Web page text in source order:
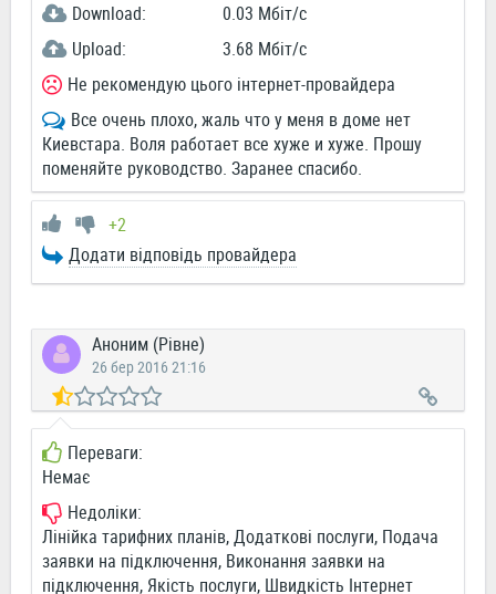
Download:
0.03 Мбіт/c
Upload:
3.68 Мбіт/c
Не рекомендую цього інтернет-провайдера
Все очень плохо, жаль что у меня в доме нет
Киевстара. Воля работает все хуже и хуже. Прошу
поменяйте руководство. Заранее спасибо.
+2
Додати відповідь провайдера
Аноним (Рівне)
26 бер 2016 21:16
Переваги:
Немає
Недоліки:
Лінійка тарифних планів, Додаткові послуги, Подача
заявки на підключення, Виконання заявки на
підключення, Якість послуги, Швидкість Інтернет